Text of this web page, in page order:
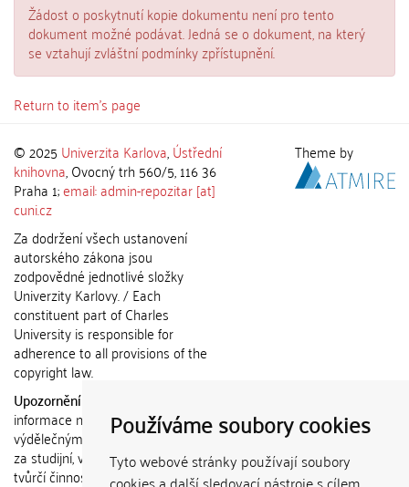
Používáme soubory cookies
Tyto webové stránky používají soubory
Žádost o poskytnutí kopie dokumentu není pro tento
dokument možné podávat. Jedná se o dokument, na který
se vztahují zvláštní podmínky zpřístupnění.
Return to item's page
© 2025 Univerzita Karlova,Ústřední
knihovna, Ovocný trh 560/5, 116 36
Praha 1;email: admin-repozitar [at]
cuni.cz
Za dodržení všech ustanovení
autorského zákona jsou
zodpovědné jednotlivé složky
Univerzity Karlovy. / Each
constituent part of Charles
University is responsible for
adherence to all provisions of the
copyright law.
Upozornění / Notice:
informace nemohou být použity k
výdělečným účelům nebo vydávány
za studijní, vědeckou nebo jinou
tvůrčí činnost jiné osoby než autora.
Theme by